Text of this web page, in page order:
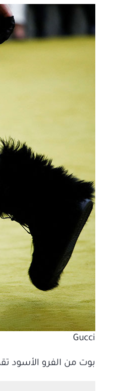
Gucci
بوت من الفرو الأسود تقدمه علامة غوتشي لشتاء